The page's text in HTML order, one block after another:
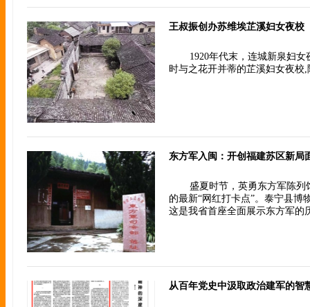
王叔振创办苏维埃芷溪妇女夜校
1920年代末，连城新泉妇
时与之花开并蒂的芷溪妇女夜校
东方军入闽：开创福建苏区新局
盛夏时节，英勇东方军陈
的最新“网红打卡点”。泰宁县博
这是我省首座全面展示东方军的
从百年党史中汲取政治建军的智